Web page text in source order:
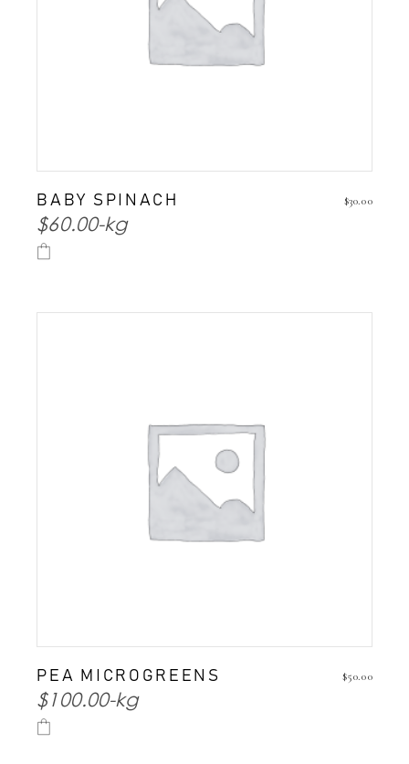
BABY SPINACH $30.00
$60.00-kg
PEA MICROGREENS $50.00
$100.00-kg